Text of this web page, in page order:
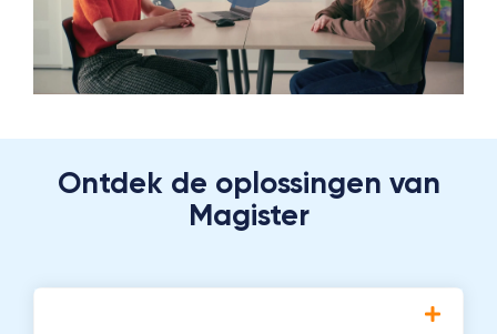
Ontdek de oplossingen van
Magister